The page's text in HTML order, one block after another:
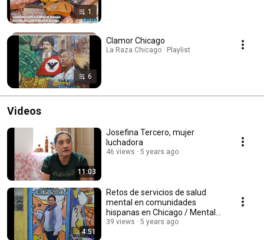
1
6
Clamor Chicago
La Raza Chicago · Playlist
Videos
11:03
Josefina Tercero, mujer
luchadora
46 views 5 years ago
4:51
Retos de servicios de salud
mental en comunidades
hispanas en Chicago / Mental
Healthcare challenges
39 views 5 years ago